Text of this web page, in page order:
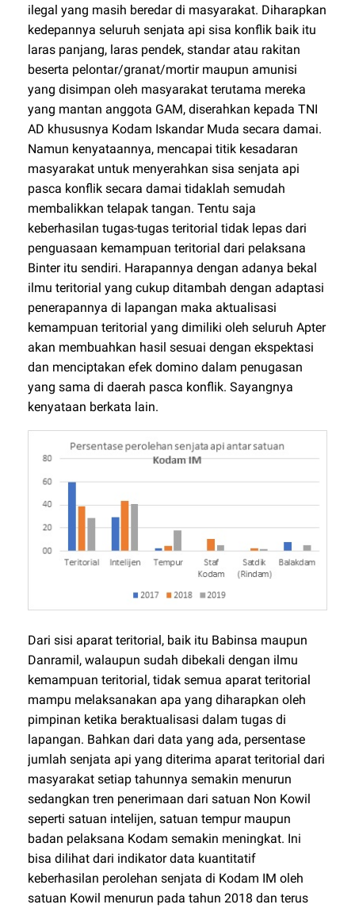
ilegal yang masih beredar di masyarakat. Diharapkan
kedepannya seluruh senjata api sisa konflik baik itu
laras panjang, laras pendek, standar atau rakitan
beserta pelontar/granat/mortir maupun amunisi
yang disimpan oleh masyarakat terutama mereka
yang mantan anggota GAM, diserahkan kepada TNI
AD khususnya Kodam Iskandar Muda secara damai.
Namun kenyataannya, mencapai titik kesadaran
masyarakat untuk menyerahkan sisa senjata api
pasca konflik secara damai tidaklah semudah
membalikkan telapak tangan. Tentu saja
keberhasilan tugas-tugas teritorial tidak lepas dari
penguasaan kemampuan teritorial dari pelaksana
Binter itu sendiri. Harapannya dengan adanya bekal
ilmu teritorial yang cukup ditambah dengan adaptasi
penerapannya di lapangan maka aktualisasi
kemampuan teritorial yang dimiliki oleh seluruh Apter
akan membuahkan hasil sesuai dengan ekspektasi
dan menciptakan efek domino dalam penugasan
yang sama di daerah pasca konflik. Sayangnya
kenyataan berkata lain.
Dari sisi aparat teritorial, baik itu Babinsa maupun
Danramil, walaupun sudah dibekali dengan ilmu
kemampuan teritorial, tidak semua aparat teritorial
mampu melaksanakan apa yang diharapkan oleh
pimpinan ketika beraktualisasi dalam tugas di
lapangan. Bahkan dari data yang ada, persentase
jumlah senjata api yang diterima aparat teritorial dari
masyarakat setiap tahunnya semakin menurun
sedangkan tren penerimaan dari satuan Non Kowil
seperti satuan intelijen, satuan tempur maupun
badan pelaksana Kodam semakin meningkat. Ini
bisa dilihat dari indikator data kuantitatif
keberhasilan perolehan senjata di Kodam IM oleh
satuan Kowil menurun pada tahun 2018 dan terus